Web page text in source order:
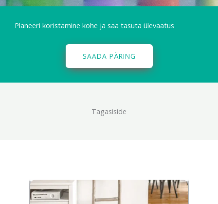
Planeeri koristamine kohe ja saa tasuta ülevaatus
SAADA PÄRING
Tagasiside